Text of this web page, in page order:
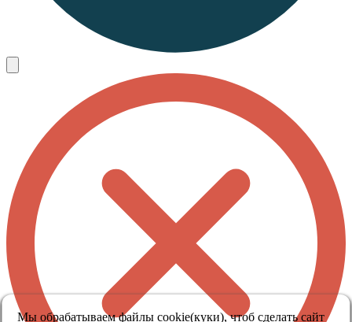
Мы обрабатываем файлы cookie(куки), чтоб сделать сайт